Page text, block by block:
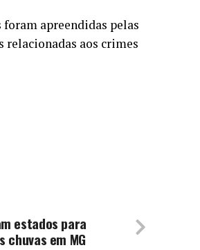
foram apreendidas pelas
relacionadas aos crimes
estados para
em MG